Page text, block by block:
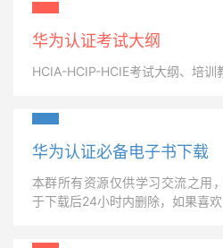
华为认证考试大纲
HCIA-HCIP-HCIE考试大纲、培训
华为认证必备电子书下载
本群所有资源仅供学习交流之用
于下载后24小时内删除，如果喜欢